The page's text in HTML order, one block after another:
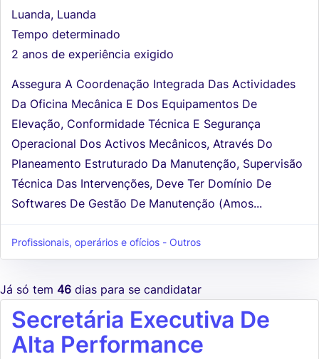
Luanda, Luanda
Tempo determinado
2 anos de experiência exigido
Assegura A Coordenação Integrada Das Actividades
Da Oficina Mecânica E Dos Equipamentos De
Elevação, Conformidade Técnica E Segurança
Operacional Dos Activos Mecânicos, Através Do
Planeamento Estruturado Da Manutenção, Supervisão
Técnica Das Intervenções, Deve Ter Domínio De
Softwares De Gestão De Manutenção (Amos...
Profissionais, operários e ofícios - Outros
Já só tem 46 dias para se candidatar
Secretária Executiva De
Alta Performance